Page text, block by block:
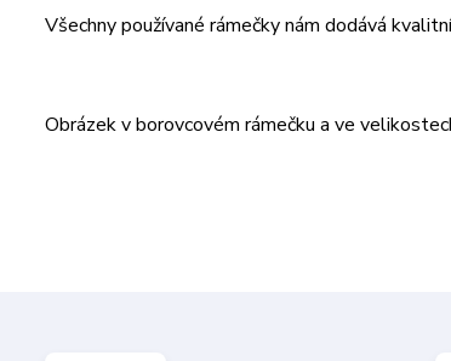
Všechny používané rámečky nám dodává
Obrázek v borovcovém rámečku a ve